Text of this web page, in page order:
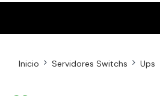
Inicio Servidores Switchs Ups